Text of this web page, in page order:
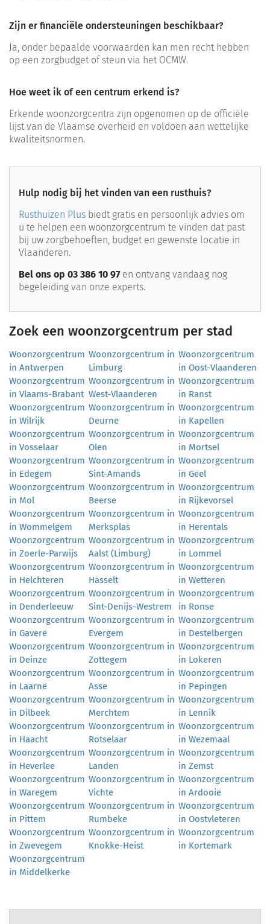
Zijn er financiële ondersteuningen beschikbaar?
Ja, onder bepaalde voorwaarden kan men recht hebben
op een zorgbudget of steun via het OCMW.
Hoe weet ik of een centrum erkend is?
Erkende woonzorgcentra zijn opgenomen op de officiële
lijst van de Vlaamse overheid en voldoen aan wettelijke
kwaliteitsnormen.
Hulp nodig bij het vinden van een rusthuis?
Rusthuizen Plus biedt gratis en persoonlijk advies om
u te helpen een woonzorgcentrum te vinden dat past
bij uw zorgbehoeften, budget en gewenste locatie in
Vlaanderen.
Bel ons op 03 386 10 97en ontvang vandaag nog
begeleiding van onze experts.
Zoek een woonzorgcentrum per stad
Woonzorgcentrum
in Antwerpen
Woonzorgcentrum in
Limburg
Woonzorgcentrum
in Oost-Vlaanderen
Woonzorgcentrum
in Vlaams-Brabant
Woonzorgcentrum in
West-Vlaanderen
Woonzorgcentrum
in Ranst
Woonzorgcentrum
in Wilrijk
Woonzorgcentrum in
Deurne
Woonzorgcentrum
in Kapellen
Woonzorgcentrum
in Vosselaar
Woonzorgcentrum in
Olen
Woonzorgcentrum
in Mortsel
Woonzorgcentrum
in Edegem
Woonzorgcentrum in
Sint-Amands
Woonzorgcentrum
in Geel
Woonzorgcentrum
in Mol
Woonzorgcentrum in
Beerse
Woonzorgcentrum
in Rijkevorsel
Woonzorgcentrum
in Wommelgem
Woonzorgcentrum in
Merksplas
Woonzorgcentrum
in Herentals
Woonzorgcentrum
in Zoerle-Parwijs
Woonzorgcentrum in
Aalst (Limburg)
Woonzorgcentrum
in Lommel
Woonzorgcentrum
in Helchteren
Woonzorgcentrum in
Hasselt
Woonzorgcentrum
in Wetteren
Woonzorgcentrum
in Denderleeuw
Woonzorgcentrum in
Sint-Denijs-Westrem
Woonzorgcentrum
in Ronse
Woonzorgcentrum
in Gavere
Woonzorgcentrum in
Evergem
Woonzorgcentrum
in Destelbergen
Woonzorgcentrum
in Deinze
Woonzorgcentrum in
Zottegem
Woonzorgcentrum
in Lokeren
Woonzorgcentrum
in Laarne
Woonzorgcentrum in
Asse
Woonzorgcentrum
in Pepingen
Woonzorgcentrum
in Dilbeek
Woonzorgcentrum in
Merchtem
Woonzorgcentrum
in Lennik
Woonzorgcentrum
in Haacht
Woonzorgcentrum in
Rotselaar
Woonzorgcentrum
in Wezemaal
Woonzorgcentrum
in Heverlee
Woonzorgcentrum in
Landen
Woonzorgcentrum
in Zemst
Woonzorgcentrum
in Waregem
Woonzorgcentrum in
Vichte
Woonzorgcentrum
in Ardooie
Woonzorgcentrum
in Pittem
Woonzorgcentrum in
Rumbeke
Woonzorgcentrum
in Oostvleteren
Woonzorgcentrum
in Zwevegem
Woonzorgcentrum in
Knokke-Heist
Woonzorgcentrum
in Kortemark
Woonzorgcentrum
in Middelkerke